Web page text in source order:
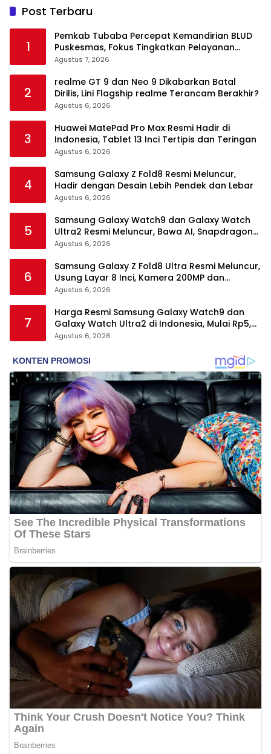
Post Terbaru
1
Pemkab Tubaba Percepat Kemandirian BLUD
Puskesmas, Fokus Tingkatkan Pelayanan
Kesehatan
Agustus 7, 2026
2
realme GT 9 dan Neo 9 Dikabarkan Batal
Dirilis, Lini Flagship realme Terancam Berakhir?
Agustus 6, 2026
3
Huawei MatePad Pro Max Resmi Hadir di
Indonesia, Tablet 13 Inci Tertipis dan Teringan
Agustus 6, 2026
4
Samsung Galaxy Z Fold8 Resmi Meluncur,
Hadir dengan Desain Lebih Pendek dan Lebar
Agustus 6, 2026
5
Samsung Galaxy Watch9 dan Galaxy Watch
Ultra2 Resmi Meluncur, Bawa AI, Snapdragon
Wear Elite, dan Fitur Kesehatan Baru
Agustus 6, 2026
6
Samsung Galaxy Z Fold8 Ultra Resmi Meluncur,
Usung Layar 8 Inci, Kamera 200MP dan
Snapdragon 8 Elite Gen 5
Agustus 6, 2026
7
Harga Resmi Samsung Galaxy Watch9 dan
Galaxy Watch Ultra2 di Indonesia, Mulai Rp5,9
Jutaan
Agustus 6, 2026